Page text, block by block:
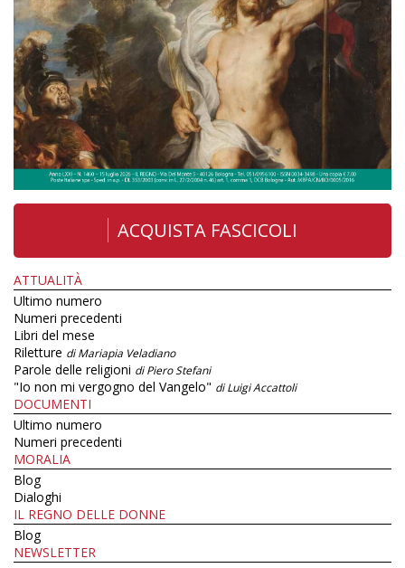
ACQUISTA FASCICOLI
ATTUALITÀ
Ultimo numero
Numeri precedenti
Libri del mese
Riletture di Mariapia Veladiano
Parole delle religioni di Piero Stefani
"Io non mi vergogno del Vangelo" di Luigi Accattoli
DOCUMENTI
Ultimo numero
Numeri precedenti
MORALIA
Blog
Dialoghi
IL REGNO DELLE DONNE
Blog
NEWSLETTER